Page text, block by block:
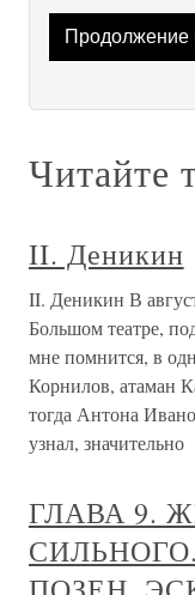
Продолжение
Читайте
II. Деникин
II. Деникин В
Большом театре,
мне помнится, в
Корнилов, атаман
тогда Антона
узнал, значительно
ГЛАВА 9.